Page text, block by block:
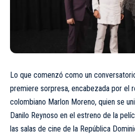
Lo que comenzó como un
premiere sorpresa, encabezada por el
colombiano Marlon Moreno, quien se
Danilo Reynoso en el estreno de la
las salas de cine de la República